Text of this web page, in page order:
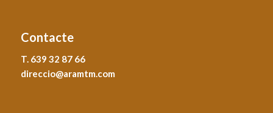
Contacte
T. 639 32 87 66
direccio@aramtm.com